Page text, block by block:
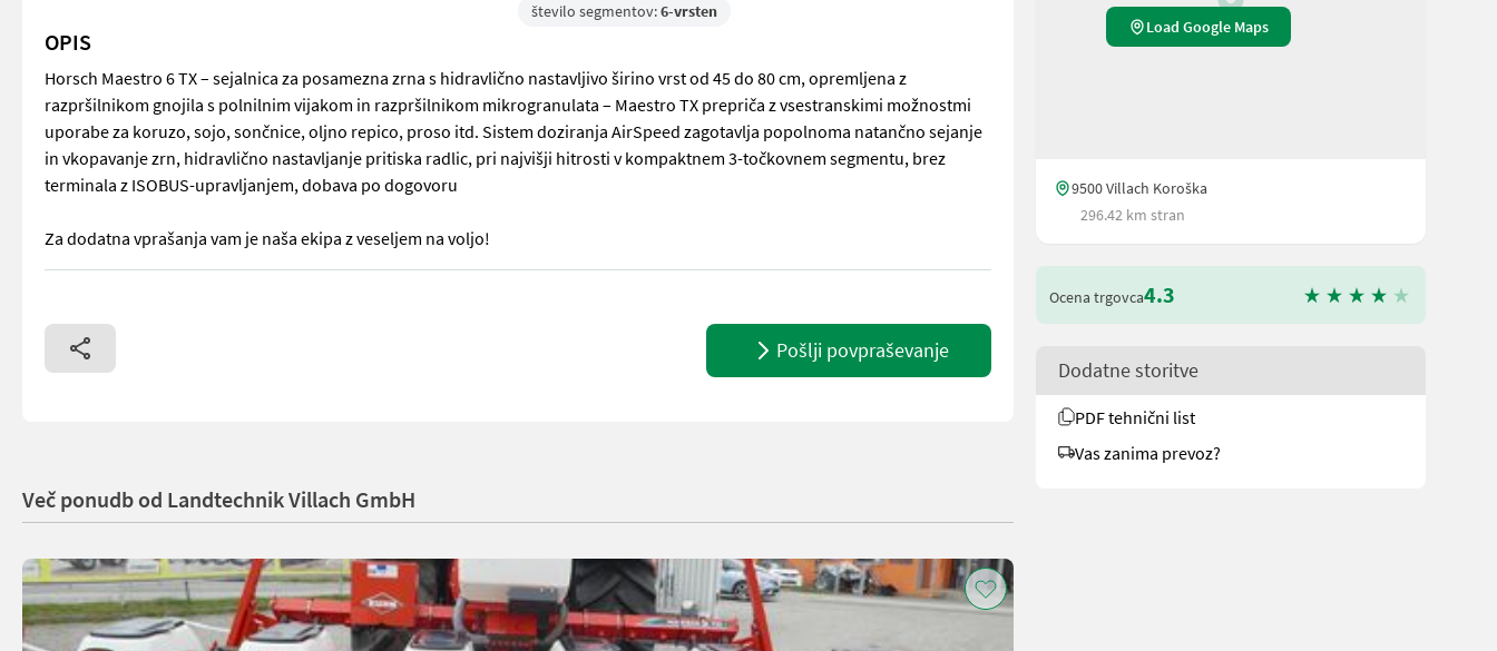
število segmentov:6-vrsten
OPIS
Horsch Maestro 6 TX – sejalnica za posamezna zrna s hidravlično nastavljivo širino vrst od 45 do 80 cm, opremljena z
razpršilnikom gnojila s polnilnim vijakom in razpršilnikom mikrogranulata – Maestro TX prepriča z vsestranskimi možnostmi
uporabe za koruzo, sojo, sončnice, oljno repico, proso itd. Sistem doziranja AirSpeed zagotavlja popolnoma natančno sejanje
in vkopavanje zrn, hidravlično nastavljanje pritiska radlic, pri najvišji hitrosti v kompaktnem 3-točkovnem segmentu, brez
terminala z ISOBUS-upravljanjem, dobava po dogovoru
Za dodatna vprašanja vam je naša ekipa z veseljem na voljo!
Horsch Maestro 6 TX – sejalnica za posamezna zrna s hidravlično nastavljivo širino vrst od 45 do 80 cm, opremljena z razpršilnikom gnojila s polnilnim vijakom in razpršilnikom
Pošlji povpraševanje
Load Google Maps
9500 Villach Koroška
296.42 km stran
Ocena trgovca4.3
Dodatne storitve
PDF tehnični list
Vas zanima prevoz?
Več ponudb od Landtechnik Villach GmbH